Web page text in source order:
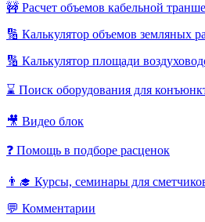
🚧 Расчет объемов кабельной
🔢 Калькулятор объемов земляных
🔢 Калькулятор площади
⌛ Поиск оборудования для
🎥 Видео блок
❓ Помощь в подборе расценок
👨‍🎓 Курсы, семинары для
💬 Комментарии